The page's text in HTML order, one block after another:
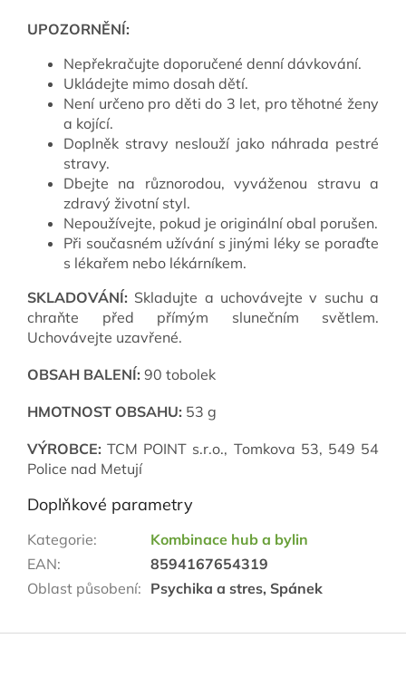
UPOZORNĚNÍ:
Nepřekračujte doporučené denní dávkování.
Ukládejte mimo dosah dětí.
Není určeno pro děti do 3 let, pro těhotné ženy
a kojící.
Doplněk stravy neslouží jako náhrada pestré
stravy.
Dbejte na různorodou, vyváženou stravu a
zdravý životní styl.
Nepoužívejte, pokud je originální obal porušen.
Při současném užívání s jinými léky se poraďte
s lékařem nebo lékárníkem.
SKLADOVÁNÍ: Skladujte a uchovávejte v suchu a
chraňte před přímým slunečním světlem.
Uchovávejte uzavřené.
OBSAH BALENÍ: 90 tobolek
HMOTNOST OBSAHU: 53 g
VÝROBCE: TCM POINT s.r.o., Tomkova 53, 549 54
Police nad Metují
Doplňkové parametry
Kategorie:
Kombinace hub a bylin
EAN:
8594167654319
Oblast působení: Psychika a stres, Spánek